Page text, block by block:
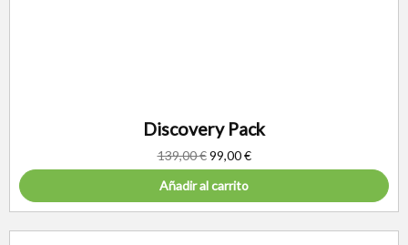
Discovery Pack
139,00€ 99,00€
Añadir al carrito